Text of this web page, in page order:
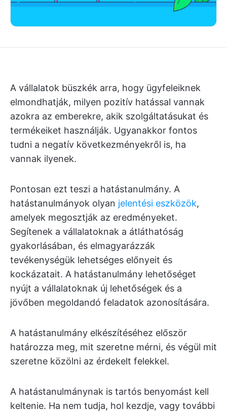
A vállalatok büszkék arra, hogy ügyfeleiknek
elmondhatják, milyen pozitív hatással vannak
azokra az emberekre, akik szolgáltatásukat és
termékeiket használják. Ugyanakkor fontos
tudni a negatív következményekről is, ha
vannak ilyenek.
Pontosan ezt teszi a hatástanulmány. A
hatástanulmányok olyan jelentési eszközök,
amelyek megosztják az eredményeket.
Segítenek a vállalatoknak a átláthatóság
gyakorlásában, és elmagyarázzák
tevékenységük lehetséges előnyeit és
kockázatait. A hatástanulmány lehetőséget
nyújt a vállalatoknak új lehetőségek és a
jövőben megoldandó feladatok azonosítására.
A hatástanulmány elkészítéséhez először
határozza meg, mit szeretne mérni, és végül mit
szeretne közölni az érdekelt felekkel.
A hatástanulmánynak is tartós benyomást kell
keltenie. Ha nem tudja, hol kezdje, vagy további